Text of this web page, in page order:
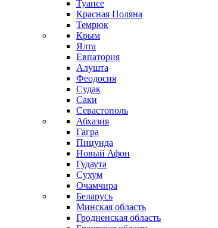
Туапсе
Красная Поляна
Темрюк
Крым
Ялта
Евпатория
Алушта
Феодосия
Судак
Саки
Севастополь
Абхазия
Гагра
Пицунда
Новый Афон
Гудаута
Сухум
Очамчира
Беларусь
Минская область
Гродненская область